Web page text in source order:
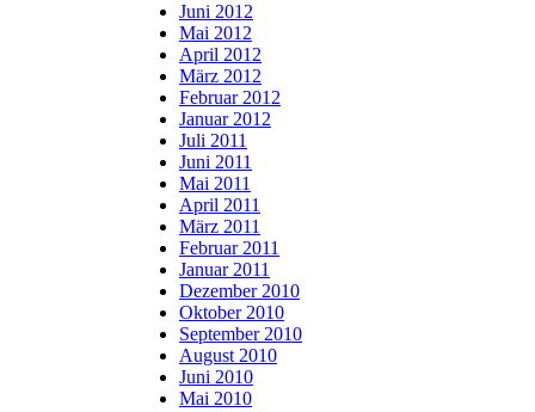
Juni 2012
Mai 2012
April 2012
März 2012
Februar 2012
Januar 2012
Juli 2011
Juni 2011
Mai 2011
April 2011
März 2011
Februar 2011
Januar 2011
Dezember 2010
Oktober 2010
September 2010
August 2010
Juni 2010
Mai 2010